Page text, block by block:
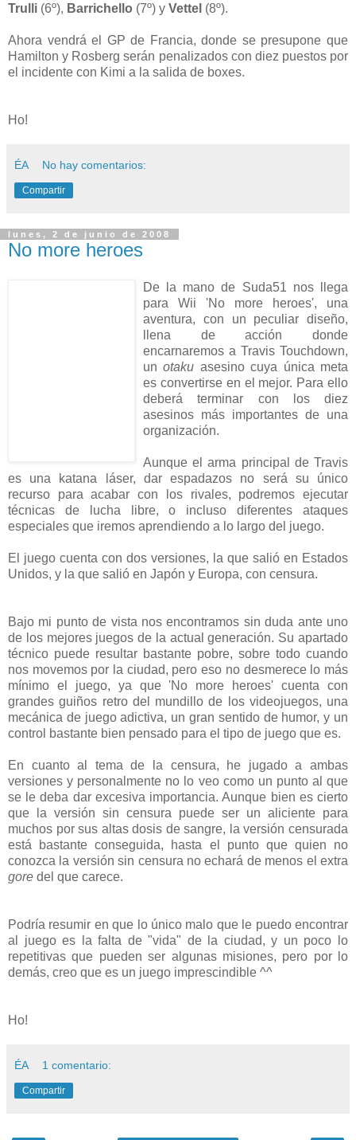
Trulli (6º), Barrichello (7º) y Vettel (8º).
Ahora vendrá el GP de Francia, donde se presupone que
Hamilton y Rosberg serán penalizados con diez puestos por
el incidente con Kimi a la salida de boxes.
Ho!
ÉA No hay comentarios:
Compartir
lunes, 2 de junio de 2008
No more heroes
De la mano de Suda51 nos llega
para Wii 'No more heroes', una
aventura, con un peculiar diseño,
llena de acción donde
encarnaremos a Travis Touchdown,
unotaku asesino cuya única meta
es convertirse en el mejor. Para ello
deberá terminar con los diez
asesinos más importantes de una
organización.
Aunque el arma principal de Travis
es una katana láser, dar espadazos no será su único
recurso para acabar con los rivales, podremos ejecutar
técnicas de lucha libre, o incluso diferentes ataques
especiales que iremos aprendiendo a lo largo del juego.
El juego cuenta con dos versiones, la que salió en Estados
Unidos, y la que salió en Japón y Europa, con censura.
Bajo mi punto de vista nos encontramos sin duda ante uno
de los mejores juegos de la actual generación. Su apartado
técnico puede resultar bastante pobre, sobre todo cuando
nos movemos por la ciudad, pero eso no desmerece lo más
mínimo el juego, ya que 'No more heroes' cuenta con
grandes guiños retro del mundillo de los videojuegos, una
mecánica de juego adictiva, un gran sentido de humor, y un
control bastante bien pensado para el tipo de juego que es.
En cuanto al tema de la censura, he jugado a ambas
versiones y personalmente no lo veo como un punto al que
se le deba dar excesiva importancia. Aunque bien es cierto
que la versión sin censura puede ser un aliciente para
muchos por sus altas dosis de sangre, la versión censurada
está bastante conseguida, hasta el punto que quien no
conozca la versión sin censura no echará de menos el extra
gore del que carece.
Podría resumir en que lo único malo que le puedo encontrar
al juego es la falta de "vida" de la ciudad, y un poco lo
repetitivas que pueden ser algunas misiones, pero por lo
demás, creo que es un juego imprescindible ^^
Ho!
ÉA 1 comentario:
Compartir